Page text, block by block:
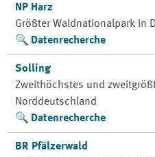
NP Harz
Größter Waldnationalpark in
Datenrecherche
Solling
Zweithöchstes und
Norddeutschland
Datenrecherche
BR Pfälzerwald